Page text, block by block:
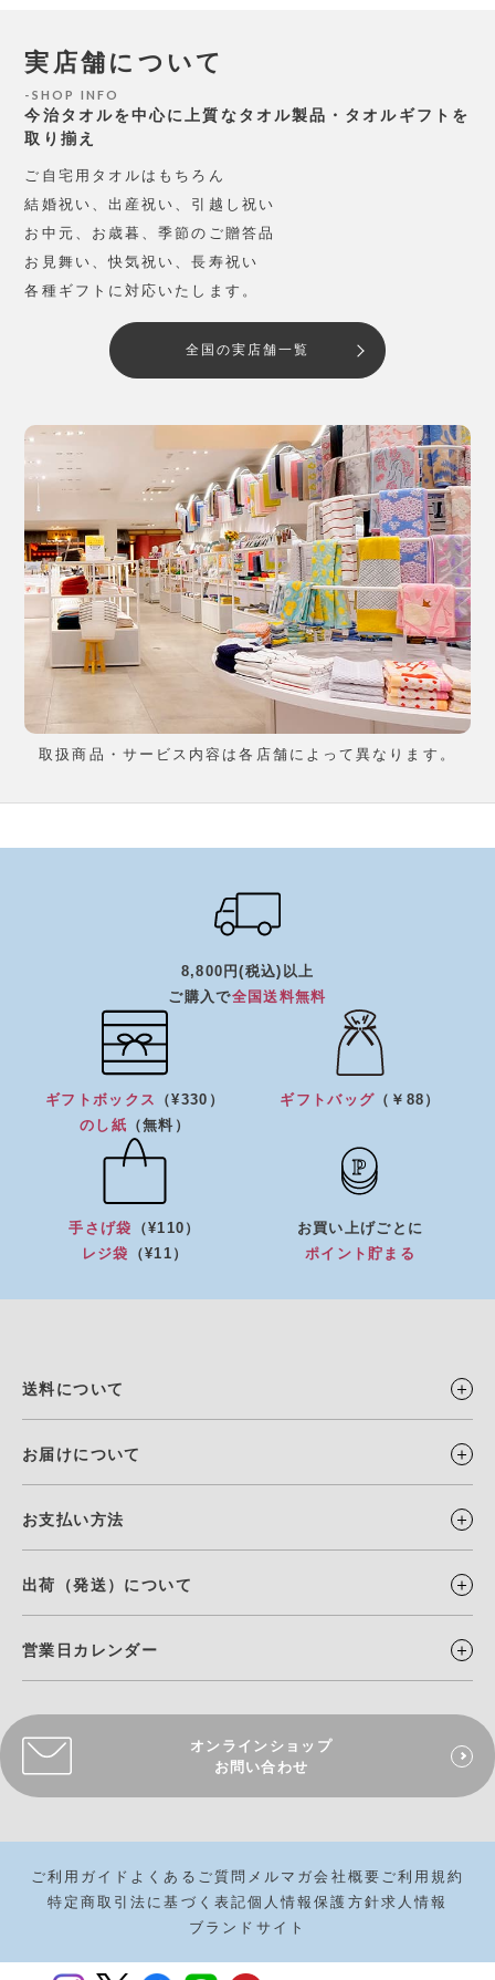
実店舗について
SHOP INFO
今治タオルを中心に上質なタオル製品・タオルギフトを
取り揃え
ご自宅用タオルはもちろん
結婚祝い、出産祝い、引越し祝い
お中元、お歳暮、季節のご贈答品
お見舞い、快気祝い、長寿祝い
各種ギフトに対応いたします。
全国の実店舗一覧
取扱商品・サービス内容は各店舗によって異なります。
8,800円(税込)以上
ご購入で全国送料無料
ギフトボックス
（¥330）
のし紙 （無料）
ギフトバッグ （￥88）
手さげ袋
（¥110）
レジ袋
（¥11）
お買い上げごとに
ポイント貯まる
送料について
お届けについて
お支払い方法
出荷（発送）について
営業日カレンダー
オンラインショップ
お問い合わせ
ご利用ガイド よくあるご質問 メルマガ会社概要 ご利用規約
特定商取引法に基づく表記個人情報保護方針求人情報
ブランドサイト